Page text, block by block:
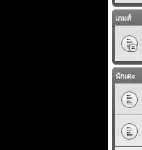
เกมส์
นักเตะ